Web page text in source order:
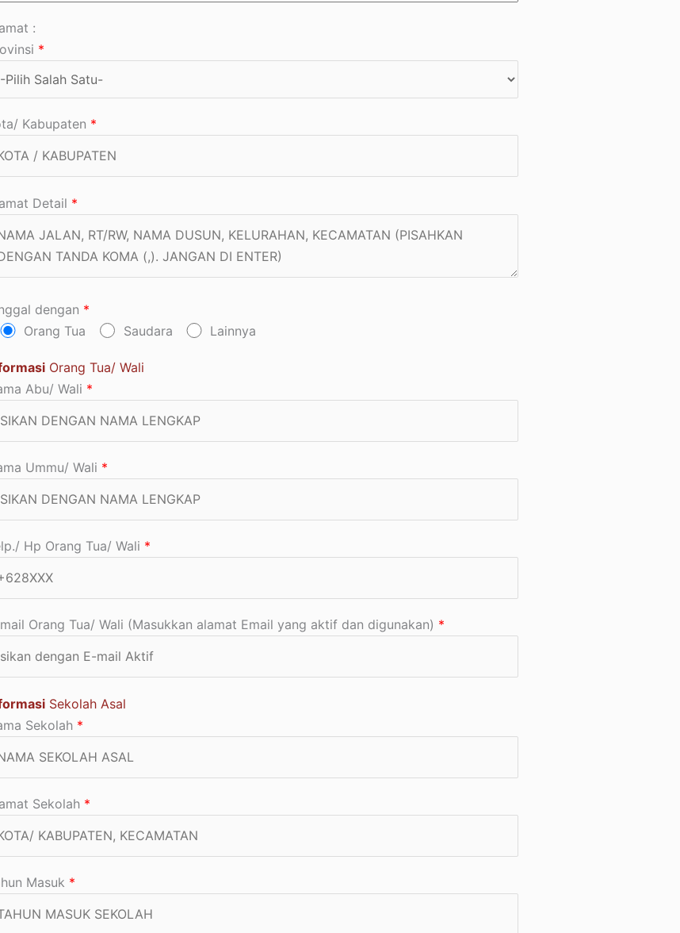
:
*
Kabupaten *
Detail *
dengan *
Orang Tua
Saudara Lainnya
Orang Tua/ Wali
Abu/ Wali *
Ummu/ Wali *
Hp Orang Tua/ Wali *
Orang Tua/ Wali (Masukkan alamat Email yang aktif dan digunakan) *
Sekolah Asal
Sekolah *
Sekolah *
Masuk *